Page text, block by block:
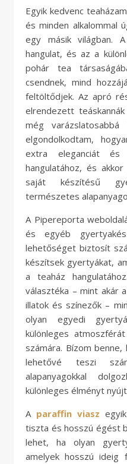
Egyik kedvenc teaházam a város szívében található,
és minden alkalommal
egy másik világban.
hangulat, és az a
pohár tea
csendnek, mind
feltöltődjek. Az apró
elrendezett
még
elgondolkodtam,
extra eleganciát és
hangulatához, és
saját készítésű
természetes
A Pipereporta
és egyéb
lehetőséget biztosít
készítsek gyertyákat,
a teaház
választéka – mint akár
illatok és színezők –
olyan egyedi
különleges
számára. Bízom
lehetővé teszi
alapanyagokkal
különleges élményt
A paraffin viasz
tiszta és hosszú égést
lehet, ha olyan
amelyek hosszú ideig